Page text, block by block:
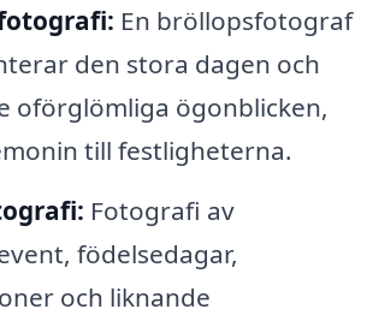
En bröllopsfotograf
den stora dagen och
oförglömliga ögonblicken,
till festligheterna.
Fotografi av
födelsedagar,
och liknande